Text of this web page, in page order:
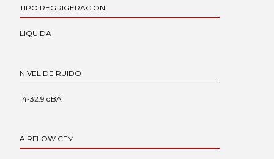
TIPO REGRIGERACION
LIQUIDA
NIVEL DE RUIDO
14-32.9 dBA
AIRFLOW CFM